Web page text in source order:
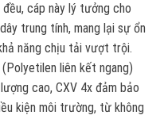
cáp này lý tưởng cho
trung tính, mang lại sự ổn
năng chịu tải vượt trội.
liên kết ngang)
cao, CXV 4x đảm bảo
kiện môi trường, từ không